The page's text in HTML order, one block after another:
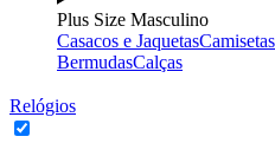
Plus Size Masculino
Casacos e Jaquetas
BermudasCalças
Relógios